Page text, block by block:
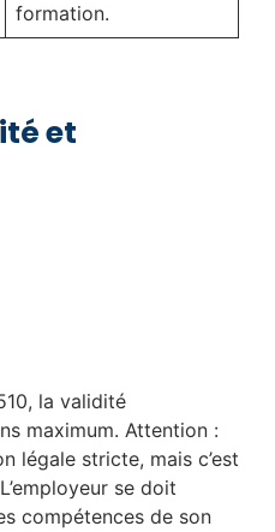
formation.
et
la validité
maximum. Attention :
légale stricte, mais c’est
se doit
compétences de son